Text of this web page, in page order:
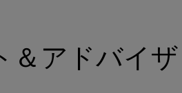
＆アドバイ